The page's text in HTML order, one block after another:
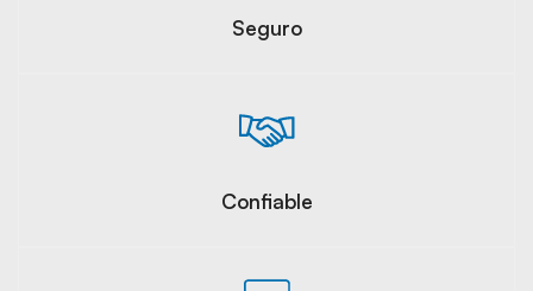
Seguro
Confiable